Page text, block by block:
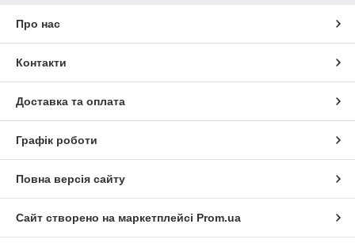
Про нас
Контакти
Доставка та оплата
Графік роботи
Повна версія сайту
Сайт створено на маркетплейсі Prom.ua